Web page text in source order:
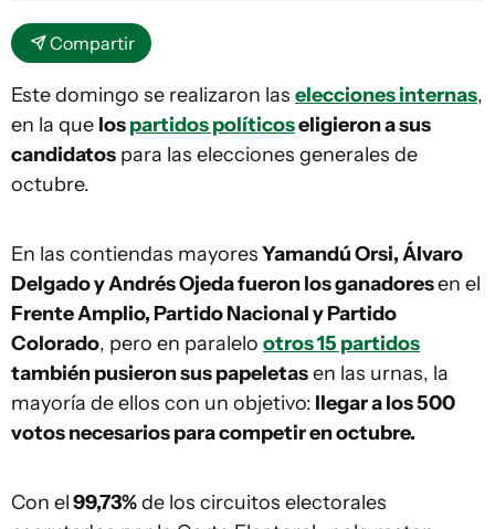
Compartir
Este domingo se realizaron las elecciones internas,
en la que lospartidos políticoseligieron a sus
candidatos para las elecciones generales de
octubre.
En las contiendas mayoresYamandú Orsi, Álvaro
Delgado y Andrés Ojeda fueron los ganadoresen el
Frente Amplio, Partido Nacional y Partido
Colorado, pero en paralelo otros 15 partidos
también pusieron sus papeletasen las urnas, la
mayoría de ellos con un objetivo: llegar a los 500
votos necesarios para competir en octubre.
Con el99,73%de los circuitos electorales